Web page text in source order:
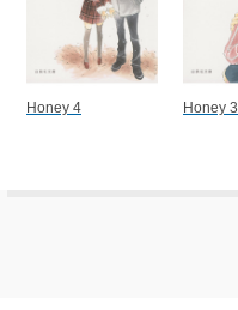
Honey 4 Honey 3